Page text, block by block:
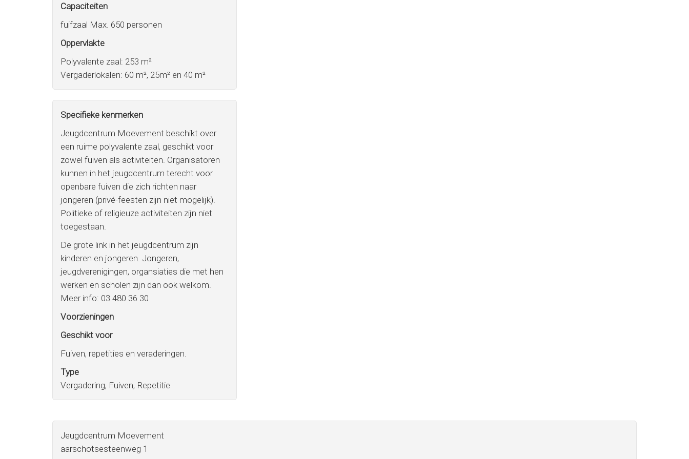
Capaciteiten
fuifzaal Max. 650 personen
Oppervlakte
Polyvalente zaal: 253 m²
Vergaderlokalen: 60 m², 25m² en 40 m²
Specifieke kenmerken
Jeugdcentrum Moevement beschikt over
een ruime polyvalente zaal, geschikt voor
zowel fuiven als activiteiten. Organisatoren
kunnen in het jeugdcentrum terecht voor
openbare fuiven die zich richten naar
jongeren (privé-feesten zijn niet mogelijk).
Politieke of religieuze activiteiten zijn niet
toegestaan.
De grote link in het jeugdcentrum zijn
kinderen en jongeren. Jongeren,
jeugdverenigingen, organsiaties die met hen
werken en scholen zijn dan ook welkom.
Meer info: 03 480 36 30
Voorzieningen
Geschikt voor
Fuiven, repetities en veraderingen.
Type
Vergadering, Fuiven, Repetitie
Jeugdcentrum Moevement
aarschotsesteenweg 1